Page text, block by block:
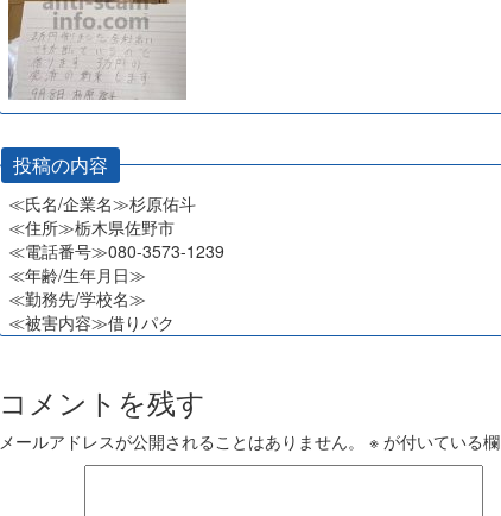
投稿の内容
≪氏名/企業名≫杉原佑斗
≪住所≫栃木県佐野市
≪電話番号≫080-3573-1239
≪年齢/生年月日≫
≪勤務先/学校名≫
≪被害内容≫借りパク
コメントを残す
メールアドレスが公開されることはありません。 ※ が付いている